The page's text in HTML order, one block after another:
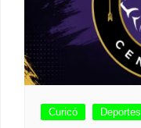
Curicó Deportes